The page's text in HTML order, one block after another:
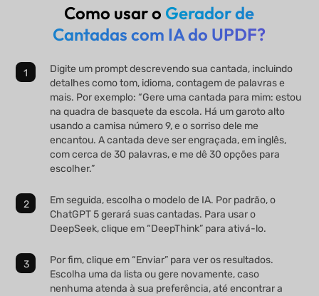
Como usar o Gerador de
Cantadas com IA do UPDF?
Digite um prompt descrevendo sua cantada, incluindo
detalhes como tom, idioma, contagem de palavras e
mais. Por exemplo: “Gere uma cantada para mim: estou
na quadra de basquete da escola. Há um garoto alto
usando a camisa número 9, e o sorriso dele me
encantou. A cantada deve ser engraçada, em inglês,
com cerca de 30 palavras, e me dê 30 opções para
escolher.”
Em seguida, escolha o modelo de IA. Por padrão, o
ChatGPT 5 gerará suas cantadas. Para usar o
DeepSeek, clique em “DeepThink” para ativá-lo.
Por fim, clique em “Enviar” para ver os resultados.
Escolha uma da lista ou gere novamente, caso
nenhuma atenda à sua preferência, até encontrar a